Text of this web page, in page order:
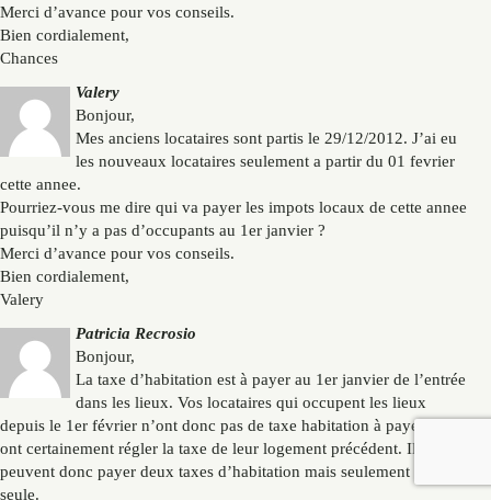
Merci d’avance pour vos conseils.
Bien cordialement,
Chances
Valery
Bonjour,
Mes anciens locataires sont partis le 29/12/2012. J’ai eu
les nouveaux locataires seulement a partir du 01 fevrier
cette annee.
Pourriez-vous me dire qui va payer les impots locaux de cette annee
puisqu’il n’y a pas d’occupants au 1er janvier ?
Merci d’avance pour vos conseils.
Bien cordialement,
Valery
Patricia Recrosio
Bonjour,
La taxe d’habitation est à payer au 1er janvier de l’entrée
dans les lieux. Vos locataires qui occupent les lieux
depuis le 1er février n’ont donc pas de taxe habitation à payer, car ils
ont certainement régler la taxe de leur logement précédent. Ils ne
peuvent donc payer deux taxes d’habitation mais seulement une
seule.